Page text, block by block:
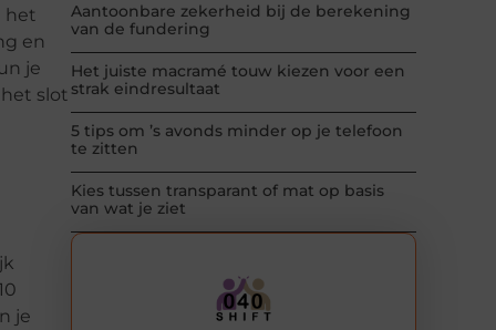
het
en
je
slot
je
Aantoonbare zekerheid bij de berekening
van de fundering
Het juiste macramé touw kiezen voor een
strak eindresultaat
5 tips om ’s avonds minder op je telefoon
te zitten
Kies tussen transparant of mat op basis
van wat je ziet